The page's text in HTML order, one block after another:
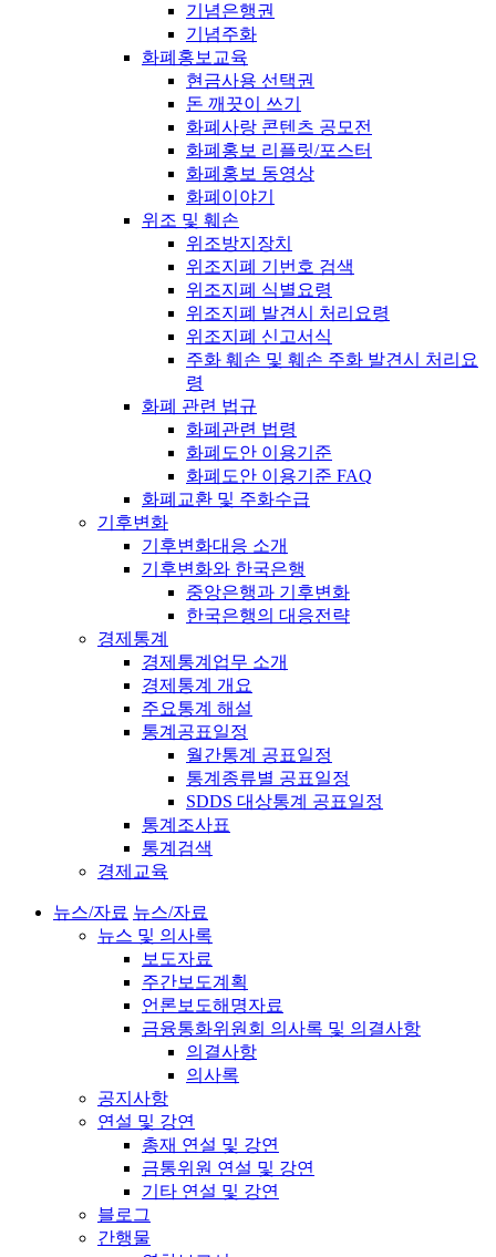
기념은행권
기념주화
화폐홍보교육
현금사용 선택권
돈 깨끗이 쓰기
화폐사랑 콘텐츠 공모전
화폐홍보 리플릿/포스터
화폐홍보 동영상
화폐이야기
위조 및 훼손
위조방지장치
위조지폐 기번호 검색
위조지폐 식별요령
위조지폐 발견시 처리요령
위조지폐 신고서식
주화 훼손 및 훼손 주화 발견시 처리요
령
화폐 관련 법규
화폐관련 법령
화폐도안 이용기준
화폐도안 이용기준 FAQ
화폐교환 및 주화수급
기후변화
기후변화대응 소개
기후변화와 한국은행
중앙은행과 기후변화
한국은행의 대응전략
경제통계
경제통계업무 소개
경제통계 개요
주요통계 해설
통계공표일정
월간통계 공표일정
통계종류별 공표일정
SDDS 대상통계 공표일정
통계조사표
통계검색
경제교육
뉴스/자료 뉴스/자료
뉴스 및 의사록
보도자료
주간보도계획
언론보도해명자료
금융통화위원회 의사록 및 의결사항
의결사항
의사록
공지사항
연설 및 강연
총재 연설 및 강연
금통위원 연설 및 강연
기타 연설 및 강연
블로그
간행물